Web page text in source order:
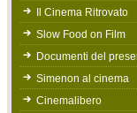
Il Cinema Ritrovato
Slow Food on Film
Documenti del
Simenon al cinema
Cinemalibero